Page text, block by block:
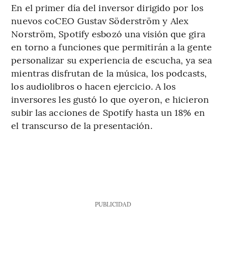
En el primer día del inversor dirigido por los
nuevos coCEO Gustav Söderström y Alex
Norström, Spotify esbozó una visión que gira
en torno a funciones que permitirán a la gente
personalizar su experiencia de escucha, ya sea
mientras disfrutan de la música, los podcasts,
los audiolibros o hacen ejercicio. A los
inversores les gustó lo que oyeron, e hicieron
subir las acciones de Spotify hasta un 18% en
el transcurso de la presentación.
PUBLICIDAD